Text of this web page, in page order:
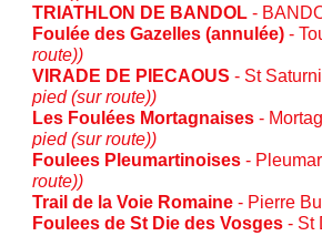
TRIATHLON DE BANDOL -
Foulée des Gazelles (annulée) -
route))
VIRADE DE PIECAOUS - St
pied (sur route))
Les Foulées Mortagnaises -
pied (sur route))
Foulees Pleumartinoises -
route))
Trail de la Voie Romaine - Pierre
Foulees de St Die des Vosges - St